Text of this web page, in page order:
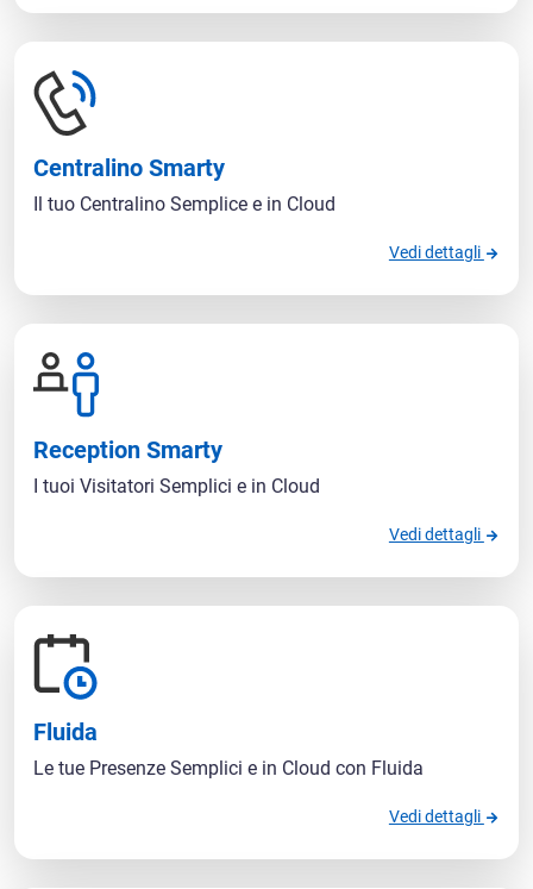
Centralino Smarty
Il tuo Centralino Semplice e in Cloud
Vedi dettagli
Reception Smarty
I tuoi Visitatori Semplici e in Cloud
Vedi dettagli
Fluida
Le tue Presenze Semplici e in Cloud con Fluida
Vedi dettagli